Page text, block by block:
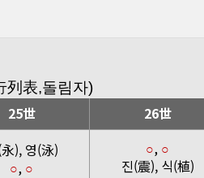
列表,돌림자)
25世 26世
), 영(泳)
○, ○
○, ○
진(震), 식(植)